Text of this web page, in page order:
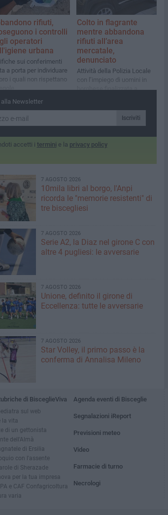
rifiuti,
i controlli
operatori
urbana
sui conferimenti
a porta per individuare
i quali non rispettano
Colto in flagrante
mentre abbandona
rifiuti all’area
mercatale,
denunciato
Attività della Polizia Locale
con l’impiego di uomini in
borghese finalizzata a
Newsletter
Iscriviti
accetti i termini e la privacy policy
7 AGOSTO 2026
10mila libri al borgo, l'Anpi
ricorda le "memorie resistenti" di
tre biscegliesi
7 AGOSTO 2026
Serie A2, la Diaz nel girone C con
altre 4 pugliesi: le avversarie
7 AGOSTO 2026
Unione, definito il girone di
Eccellenza: tutte le avversarie
7 AGOSTO 2026
Star Volley, il primo passo è la
conferma di Annalisa Mileno
di BisceglieViva
sul web
la vita
di un gettonista
dell'Almà
di Ersilia
con l'assente
di Sherazade
per la tua impresa
e CAF Confagricoltura
varia
Agenda eventi di Bisceglie
Segnalazioni iReport
Previsioni meteo
Video
Farmacie di turno
Necrologi